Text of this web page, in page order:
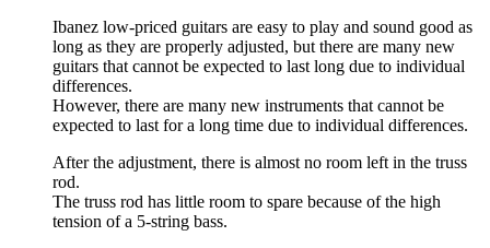
Ibanez low-priced guitars are easy to play and sound good as
long as they are properly adjusted, but there are many new
guitars that cannot be expected to last long due to individual
differences.
However, there are many new instruments that cannot be
expected to last for a long time due to individual differences.
After the adjustment, there is almost no room left in the truss
rod.
The truss rod has little room to spare because of the high
tension of a 5-string bass.